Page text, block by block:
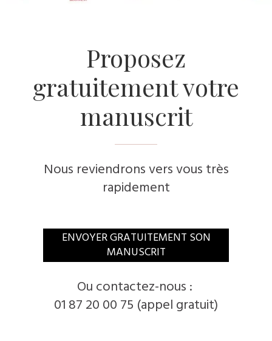
​Proposez
gratuitement votre
manuscrit
Nous reviendrons vers vous très
rapidement
​ENVOYER GRATUITEMENT SON
MANUSCRIT
​Ou contactez-nous :
01 87 20 00 75 (appel gratuit)